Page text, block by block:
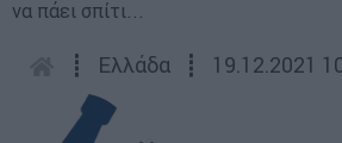
να πάει σπίτι...
┋ Ελλάδα ┋ 19.12.2021